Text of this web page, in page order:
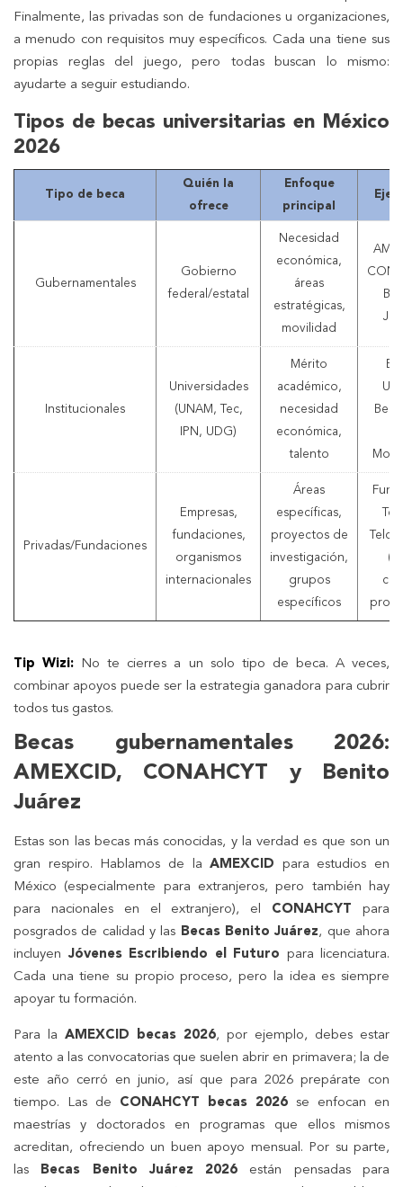
Finalmente, las privadas son de fundaciones u organizaciones,
a menudo con requisitos muy específicos. Cada una tiene sus
propias reglas del juego, pero todas buscan lo mismo:
ayudarte a seguir estudiando.
Tipos de becas universitarias en México
2026
Tipo de beca
Quién la
ofrece
Enfoque
principal
Gubernamentales
Gobierno
federal/estatal
Necesidad
económica,
áreas
estratégicas,
movilidad
Institucionales
Universidades
(UNAM, Tec,
IPN, UDG)
Mérito
académico,
necesidad
económica,
talento
Privadas/Fundaciones
Empresas,
fundaciones,
organismos
internacionales
Áreas
específicas,
proyectos de
investigación,
grupos
específicos
Tip Wizi: No te cierres a un solo tipo de beca. A veces,
combinar apoyos puede ser la estrategia ganadora para cubrir
todos tus gastos.
Becas gubernamentales 2026:
AMEXCID, CONAHCYT y Benito
Juárez
Estas son las becas más conocidas, y la verdad es que son un
gran respiro. Hablamos de laAMEXCID para estudios en
México (especialmente para extranjeros, pero también hay
para nacionales en el extranjero), el CONAHCYT para
posgrados de calidad y las Becas Benito Juárez, que ahora
incluyen Jóvenes Escribiendo el Futuro para licenciatura.
Cada una tiene su propio proceso, pero la idea es siempre
apoyar tu formación.
Para la AMEXCID becas 2026, por ejemplo, debes estar
atento a las convocatorias que suelen abrir en primavera; la de
este año cerró en junio, así que para 2026 prepárate con
tiempo. Las de CONAHCYT becas 2026 se enfocan en
maestrías y doctorados en programas que ellos mismos
acreditan, ofreciendo un buen apoyo mensual. Por su parte,
las
Becas Benito Juárez 2026 están pensadas para